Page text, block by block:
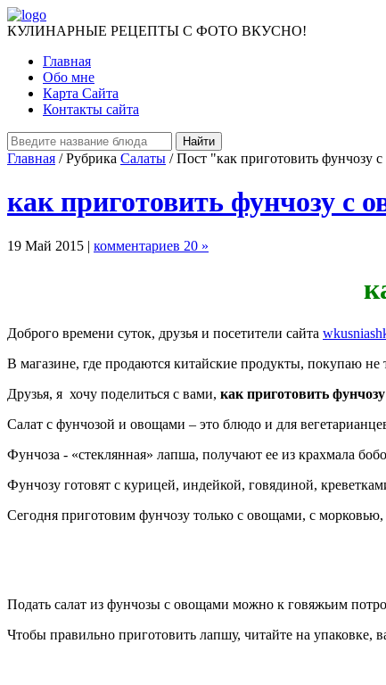
КУЛИНАРНЫЕ РЕЦЕПТЫ С ФОТО ВКУСНО!
Главная
Обо мне
Карта Сайта
Контакты сайта
Главная / Рубрика Салаты / Пост "как приготовить фунчозу
как приготовить фунчозу с
19 Май 2015 | комментариев 20 »
Доброго времени суток, друзья и посетители сайта
В магазине, где продаются китайские продукты, покупаю не
Друзья, я хочу поделиться с вами, как приготовить
Салат с фунчозой и овощами – это блюдо и для
Фунчоза - «стеклянная» лапша, получают ее из крахмала
Фунчозу готовят с курицей, индейкой, говядиной,
Сегодня приготовим фунчозу только с овощами, с
Подать салат из фунчозы с овощами можно к говяжьим
Чтобы правильно приготовить лапшу, читайте на